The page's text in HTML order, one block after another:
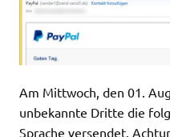
Am Mittwoch, den 01.
unbekannte Dritte die
Sprache versendet.